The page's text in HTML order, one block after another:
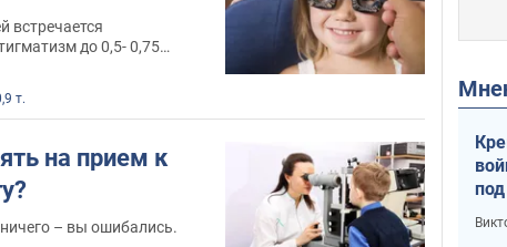
встречается
до 0,5- 0,75
т.
на прием к
– вы ошибались.